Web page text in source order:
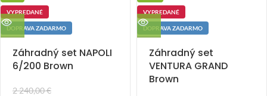
VYPREDANÉ
DOPRAVA ZADARMO
Záhradný set NAPOLI
6/200 Brown
2 240,00€
VYPREDANÉ
DOPRAVA ZADARMO
Záhradný set
VENTURA GRAND
Brown